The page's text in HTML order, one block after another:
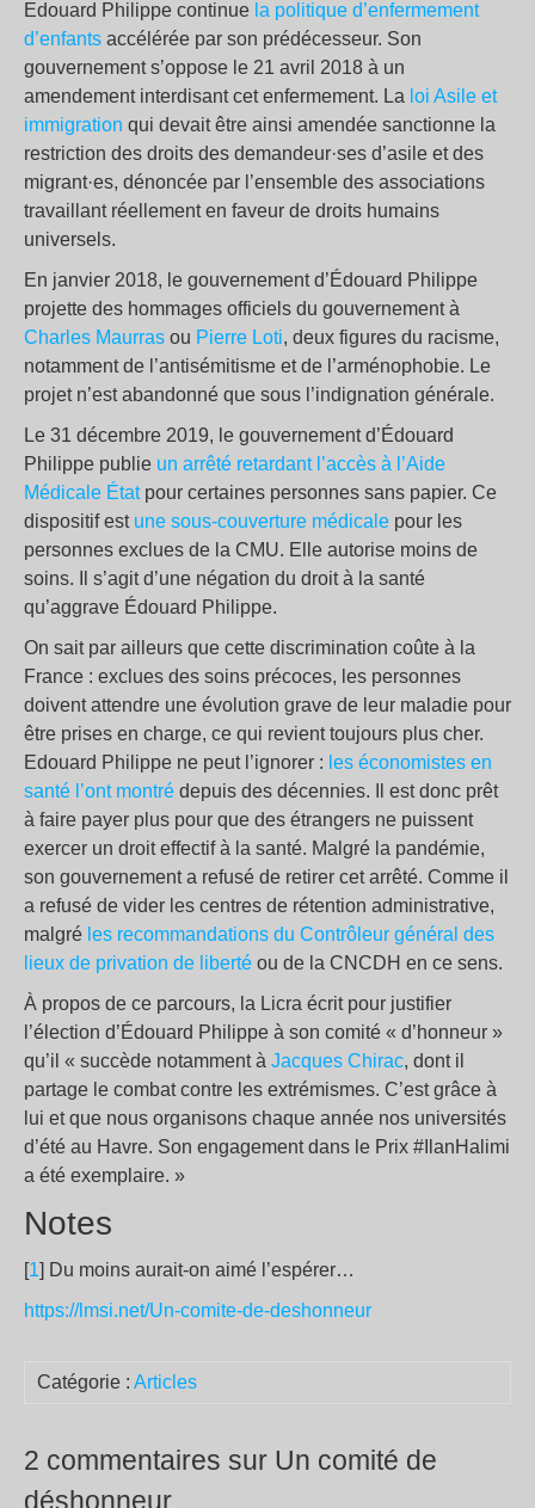
Edouard Philippe continue la politique d’enfermement
d’enfants accélérée par son prédécesseur. Son
gouvernement s’oppose le 21 avril 2018 à un
amendement interdisant cet enfermement. La loi Asile et
immigration qui devait être ainsi amendée sanctionne la
restriction des droits des demandeur·ses d’asile et des
migrant·es, dénoncée par l’ensemble des associations
travaillant réellement en faveur de droits humains
universels.
En janvier 2018, le gouvernement d’Édouard Philippe
projette des hommages officiels du gouvernement à
Charles Maurras ou Pierre Loti, deux figures du racisme,
notamment de l’antisémitisme et de l’arménophobie. Le
projet n’est abandonné que sous l’indignation générale.
Le 31 décembre 2019, le gouvernement d’Édouard
Philippe publie un arrêté retardant l’accès à l’Aide
Médicale Étatpour certaines personnes sans papier. Ce
dispositif est une sous-couverture médicale pour les
personnes exclues de la CMU. Elle autorise moins de
soins. Il s’agit d’une négation du droit à la santé
qu’aggrave Édouard Philippe.
On sait par ailleurs que cette discrimination coûte à la
France : exclues des soins précoces, les personnes
doivent attendre une évolution grave de leur maladie pour
être prises en charge, ce qui revient toujours plus cher.
Edouard Philippe ne peut l’ignorer : les économistes en
santé l’ont montré depuis des décennies. Il est donc prêt
à faire payer plus pour que des étrangers ne puissent
exercer un droit effectif à la santé. Malgré la pandémie,
son gouvernement a refusé de retirer cet arrêté. Comme il
a refusé de vider les centres de rétention administrative,
malgré les recommandations du Contrôleur général des
lieux de privation de liberté ou de la CNCDH en ce sens.
À propos de ce parcours, la Licra écrit pour justifier
l’élection d’Édouard Philippe à son comité « d’honneur »
qu’il « succède notamment à Jacques Chirac, dont il
partage le combat contre les extrémismes. C’est grâce à
lui et que nous organisons chaque année nos universités
d’été au Havre. Son engagement dans le Prix #IlanHalimi
a été exemplaire. »
Notes
[1] Du moins aurait-on aimé l’espérer…
https://lmsi.net/Un-comite-de-deshonneur
Catégorie : Articles
2 commentaires sur Un comité de
déshonneur